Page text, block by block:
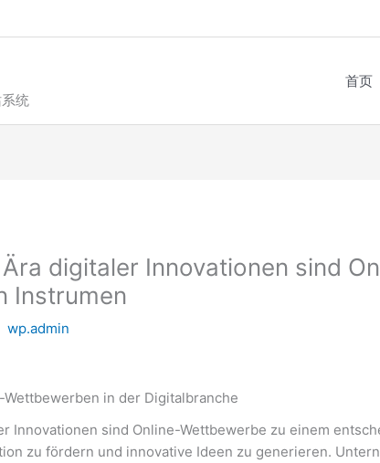
统
首页
digitaler Innovationen sind
Instrumen
wp.admin
in der Digitalbranche
Innovationen sind Online-Wettbewerbe zu einem
zu fördern und innovative Ideen zu generieren.